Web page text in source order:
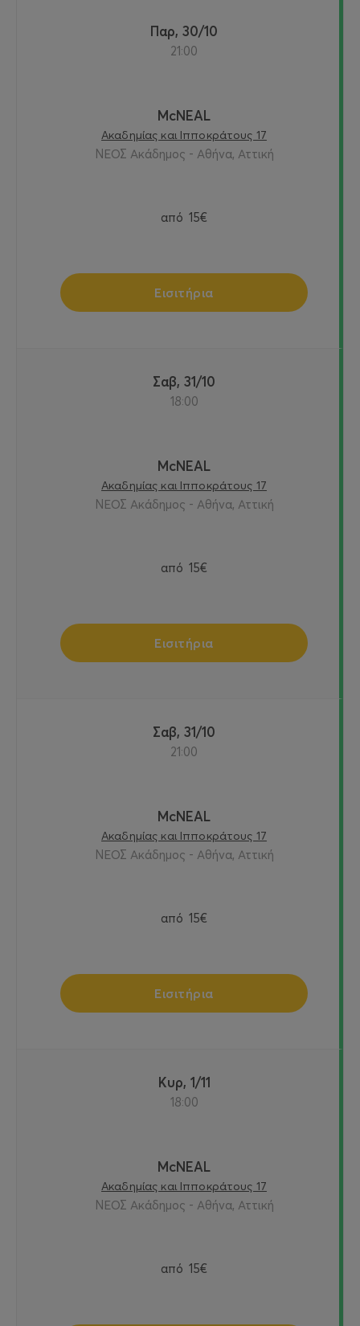
Παρ, 30/10
21:00
McNEAL
Ακαδημίας και Ιπποκράτους 17
ΝΕΟΣ Ακάδημος - Αθήνα, Αττική
από 15€
Εισιτήρια
Σαβ, 31/10
18:00
McNEAL
Ακαδημίας και Ιπποκράτους 17
ΝΕΟΣ Ακάδημος - Αθήνα, Αττική
από 15€
Εισιτήρια
Σαβ, 31/10
21:00
McNEAL
Ακαδημίας και Ιπποκράτους 17
ΝΕΟΣ Ακάδημος - Αθήνα, Αττική
από 15€
Εισιτήρια
Κυρ, 1/11
18:00
McNEAL
Ακαδημίας και Ιπποκράτους 17
ΝΕΟΣ Ακάδημος - Αθήνα, Αττική
από 15€